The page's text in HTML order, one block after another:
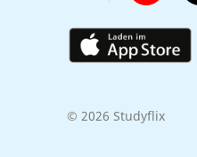
© 2026 Studyflix